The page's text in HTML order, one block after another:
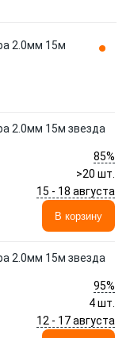
2.0мм 15м
2.0мм 15м звезда
85%
>20 шт.
15 - 18 августа
В корзину
2.0мм 15м звезда
95%
4 шт.
12 - 17 августа